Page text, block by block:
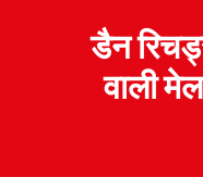
डैन
वाली